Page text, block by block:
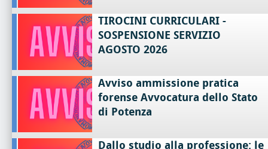
TIROCINI CURRICULARI -
SOSPENSIONE SERVIZIO
AGOSTO 2026
Avviso ammissione pratica
forense Avvocatura dello Stato
di Potenza
Dallo studio alla professione: le